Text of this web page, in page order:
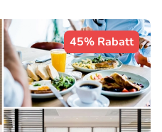
45% Rabatt